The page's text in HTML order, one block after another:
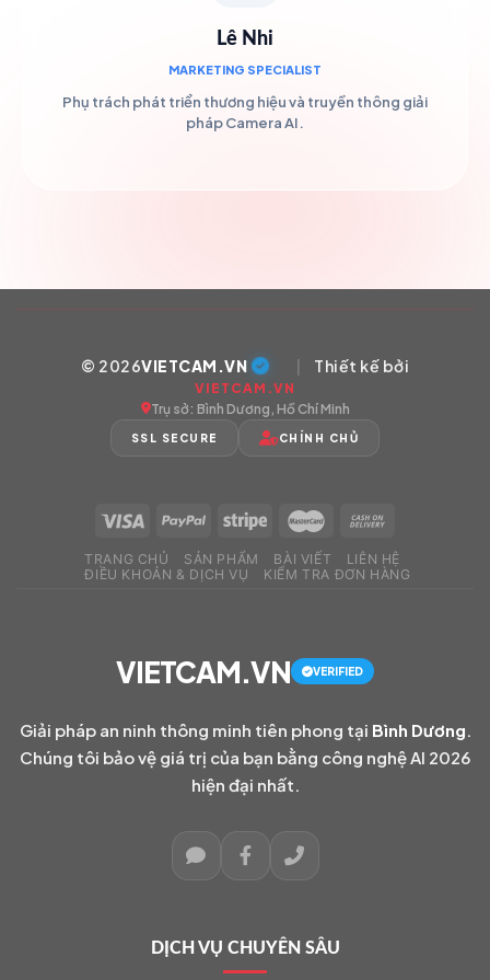
Lê Nhi
MARKETING SPECIALIST
Phụ trách phát triển thương hiệu và truyền thông giải
pháp Camera AI.
© 2026VIETCAM.VN | Thiết kế bởi
VIETCAM.VN
Trụ sở: Bình Dương, Hồ Chí Minh
SSL SECURE CHÍNH CHỦ
TRANG CHỦ SẢN PHẨM BÀI VIẾT
LIÊN HỆ
ĐIỀU KHOẢN & DỊCH VỤ
KIỂM TRA ĐƠN HÀNG
VIETCAM.VN VERIFIED
Giải pháp an ninh thông minh tiên phong tại Bình Dương
Chúng tôi bảo vệ giá trị của bạn bằng công nghệ AI 2026
hiện đại nhất.
DỊCH VỤ CHUYÊN SÂU